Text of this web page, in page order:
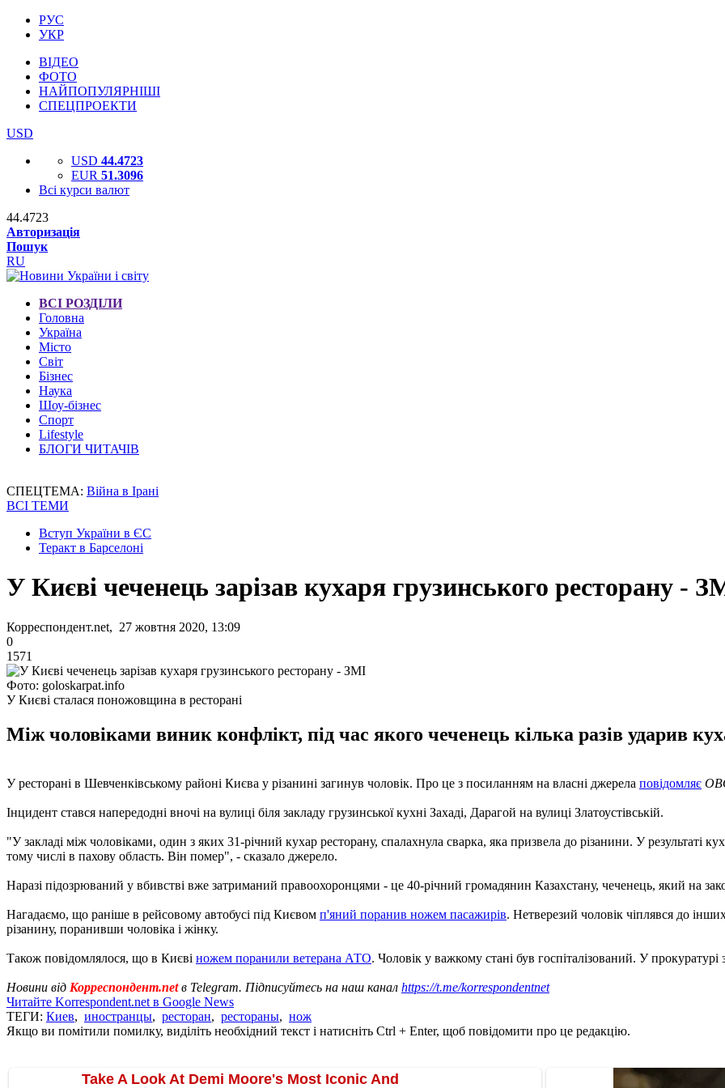
РУС
УКР
ВІДЕО
ФОТО
НАЙПОПУЛЯРНІШІ
СПЕЦПРОЕКТИ
USD
USD 44.4723
EUR 51.3096
Всі курси валют
44.4723
Авторизація
Пошук
RU
ВСІ РОЗДІЛИ
Головна
Україна
Місто
Світ
Бізнес
Наука
Шоу-бізнес
Спорт
Lifestyle
БЛОГИ ЧИТАЧІВ
СПЕЦТЕМА: Війна в Ірані
ВСІ ТЕМИ
Вступ України в ЄС
Теракт в Барселоні
У Києві чеченець зарізав кухаря грузинського ресторану -
Корреспондент.net, 27 жовтня 2020, 13:09
0
1571
Фото: goloskarpat.info
У Києві сталася поножовщина в ресторані
Між чоловіками виник конфлікт, під час якого чеченець кілька разів ударив
У ресторані в Шевченківському районі Києва у різанині загинув чоловік. Про це з посиланням на власні джерела повідомляє
Інцидент стався напередодні вночі на вулиці біля закладу грузинської кухні Захаді, Дарагой на вулиці Златоустівській.
"У закладі між чоловіками, один з яких 31-річний кухар ресторану, спалахнула сварка, яка призвела до різанини. У результаті
тому числі в пахову область. Він помер", - сказало джерело.
Наразі підозрюваний у вбивстві вже затриманий правоохоронцями - це 40-річний громадянин Казахстану, чеченець, який на
Нагадаємо, що раніше в рейсовому автобусі під Києвом п'яний поранив ножем пасажирів. Нетверезий чоловік чіплявся до
різанину, поранивши чоловіка і жінку.
Також повідомлялося, що в Києві ножем поранили ветерана АТО. Чоловік у важкому стані був госпіталізований. У
Новини від Корреспондент.netв Telegram. Підписуйтесь на наш канал https://t.me/korrespondentnet
Читайте Korrespondent.net в Google News
ТЕГИ: Киев, иностранцы, ресторан, рестораны, нож
Якщо ви помітили помилку, виділіть необхідний текст і натисніть Ctrl + Enter, щоб повідомити про це редакцію.